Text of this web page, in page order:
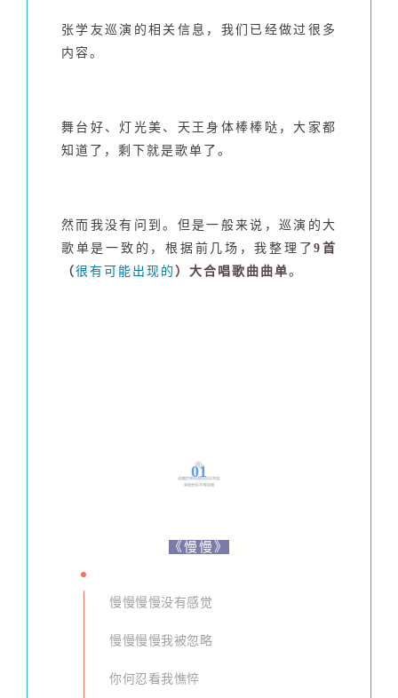
张学友巡演的相关信息，我们已经做过很多
内容。
舞台好、灯光美、天王身体棒棒哒，大家都
知道了，剩下就是歌单了。
然而我没有问到。 但是一般来说，巡演的大
歌单是一致的，根据前几场，我整理了9首
（ 很有可能出现的 ）大合唱歌曲曲单。
01
《慢慢》
慢慢慢慢没有感觉
慢慢慢慢我被忽略
你何忍看我憔悴